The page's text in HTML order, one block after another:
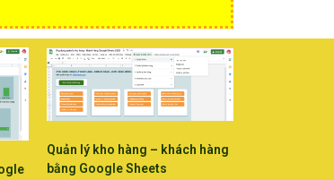
Quản lý kho hàng – khách hàng
bằng Google Sheets